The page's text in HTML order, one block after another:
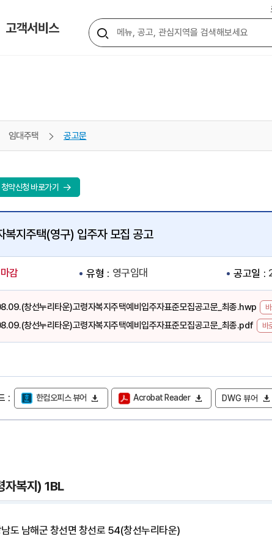
고객서비스
통
합
통
임대주택 공고문
청약신청 바로가기
복지주택(영구) 입주자 모집 공고
감 유형 영구임대 공고일
창선누리타운)고령자복지주택예비입주자표준모집공고문_최종.hwp
창선누리타운)고령자복지주택예비입주자표준모집공고문_최종.pdf 바
한컴오피스 뷰어 Acrobat Reader DWG 뷰어
자복지) 1BL
도 남해군 창선면 창선로 54(창선누리타운)